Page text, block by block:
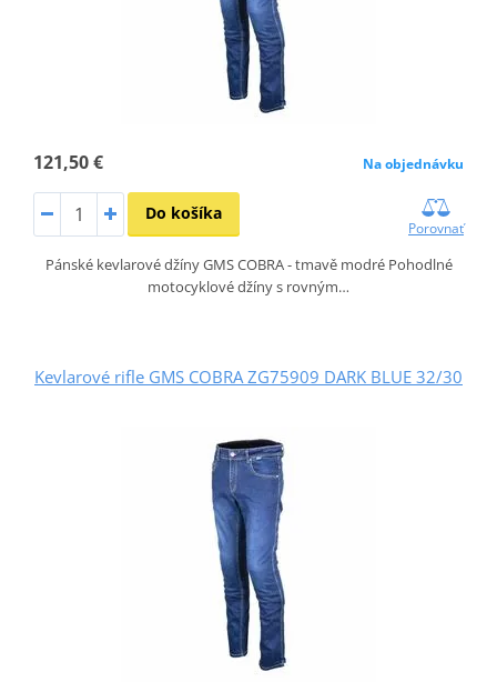
121,50 € Na objednávku
Do košíka
Porovnať
Pánské kevlarové džíny GMS COBRA - tmavě modré Pohodlné
motocyklové džíny s rovným…
Kevlarové rifle GMS COBRA ZG75909 DARK BLUE 32/30